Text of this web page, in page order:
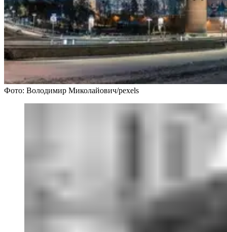
Фото: Володимир Миколайович/pexels